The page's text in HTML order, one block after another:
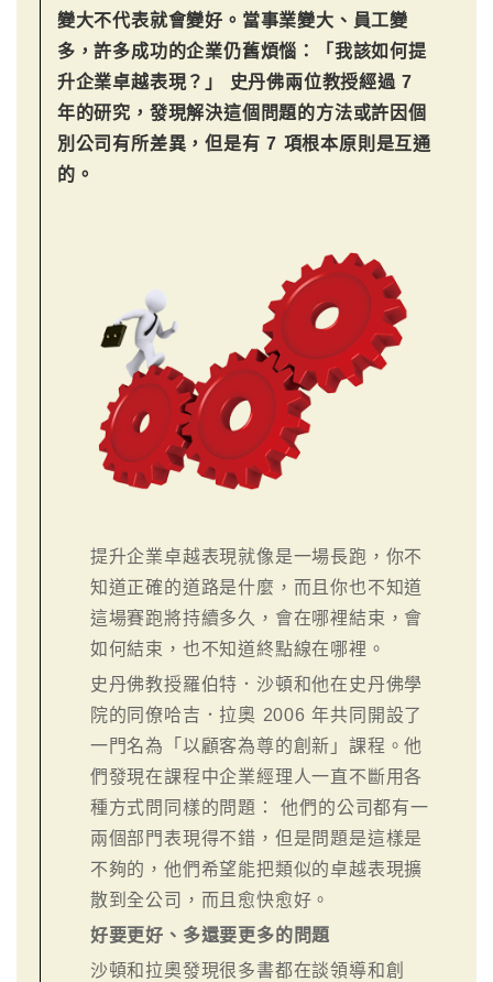
變大不代表就會變好。當事業變大、員工變
多，許多成功的企業仍舊煩惱：「我該如何提
升企業卓越表現？」 史丹佛兩位教授經過 7
年的研究，發現解決這個問題的方法或許因個
別公司有所差異，但是有 7 項根本原則是互通
的。
提升企業卓越表現就像是一場長跑，你不
知道正確的道路是什麼，而且你也不知道
這場賽跑將持續多久，會在哪裡結束，會
如何結束，也不知道終點線在哪裡。
史丹佛教授羅伯特．沙頓和他在史丹佛學
院的同僚哈吉．拉奧 2006 年共同開設了
一門名為「以顧客為尊的創新」課程。他
們發現在課程中企業經理人一直不斷用各
種方式問同樣的問題： 他們的公司都有一
兩個部門表現得不錯，但是問題是這樣是
不夠的，他們希望能把類似的卓越表現擴
散到全公司，而且愈快愈好。
好要更好、多還要更多的問題
沙頓和拉奧發現很多書都在談領導和創